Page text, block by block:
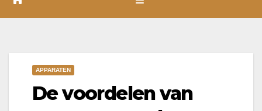
APPARATEN
De voordelen van